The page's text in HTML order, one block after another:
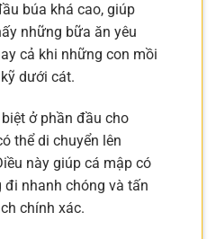
búa khá cao, giúp
những bữa ăn yêu
cả khi những con mồi
dưới cát.
ở phần đầu cho
thể di chuyển lên
này giúp cá mập có
nhanh chóng và tấn
chính xác.